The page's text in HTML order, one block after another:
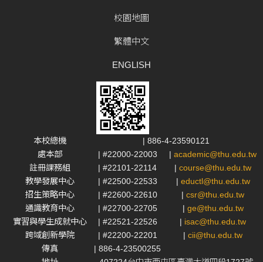
校園地圖
繁體中文
ENGLISH
本校總機
| 886-4-23590121
處本部
| #22000-22003 | academic@thu.edu.tw
註冊課務組
| #22101-22114 | course@thu.edu.tw
教學發展中心
| #22500-22533 | eductl@thu.edu.tw
招生策略中心
| #22600-22610 | csr@thu.edu.tw
通識教育中心
| #22700-22705 | ge@thu.edu.tw
實習與學生成就中心
| #22521-22526 | isac@thu.edu.tw
跨域創新學院
| #22200-22201 | cii@thu.edu.tw
傳真
| 886-4-23500255